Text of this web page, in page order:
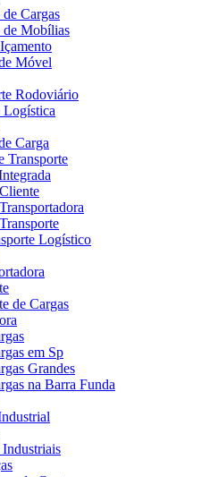
Cargas
de Mobílias
Móvel
Rodoviário
Logística
Carga
Transporte
Logístico
de Cargas
em Sp
Grandes
na Barra Funda
Industriais